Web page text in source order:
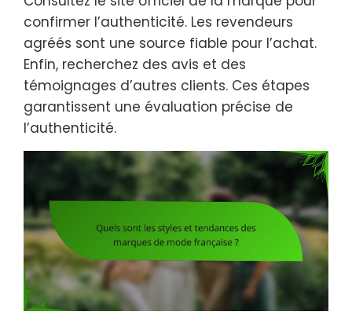
confirmer l’authenticité. Les revendeurs
agréés sont une source fiable pour l’achat.
Enfin, recherchez des avis et des
témoignages d’autres clients. Ces étapes
garantissent une évaluation précise de
l’authenticité.